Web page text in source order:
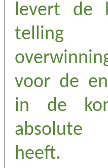
levert de
voor de
in de
absolute
heeft.